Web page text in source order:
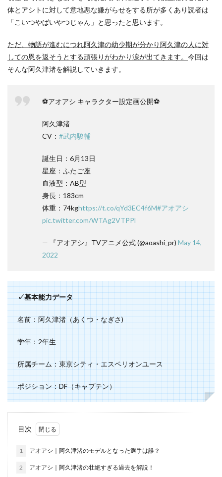
体とアシトに対して意地悪な嫌がらせをする所が多くあり読者は
「こいつやばいやつじゃん」と思ったと思います。
ただ、物語が進むにつれ阿久津の幼少期が分かり阿久津の人に対
しての恩を返そうとする頑張りがわかり涙が出てきます。 今回は
そんな阿久津渚を解説していきます。
⚽アオアシ キャラクター設定画公開⚽️
阿久津渚
CV： #武内駿輔
誕生日：6月13日
星座：ふたご座
血液型：AB型
身長：183cm
体重：74kghttps://t.co/qYd3EC4f6M#アオアシ
pic.twitter.com/WTAg2VTPPl
— 『アオアシ』TVアニメ公式 (@aoashi_pr) May 14,
2022
✓基本能力データ
名前：阿久津渚（あくつ・なぎさ)
学年：2年生
所属チーム：東京シティ・エスペリオンユース
ポジション：DF（キャプテン）
目次
1 アオアシ｜阿久津渚のモデルとなった選手は誰？
2 アオアシ｜阿久津渚の壮絶すぎる過去を解説！